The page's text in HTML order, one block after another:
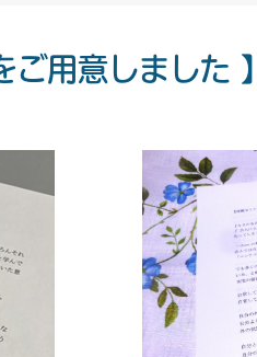
用意しました 】